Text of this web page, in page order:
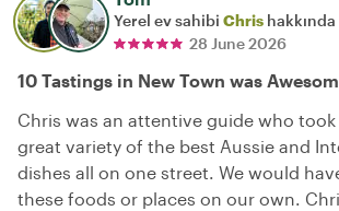
Yerel ev sahibi Chris hakkında
28 June 2026
10 Tastings in New Town was
Chris was an attentive guide who
great variety of the best Aussie and
dishes all on one street. We would
these foods or places on our own.